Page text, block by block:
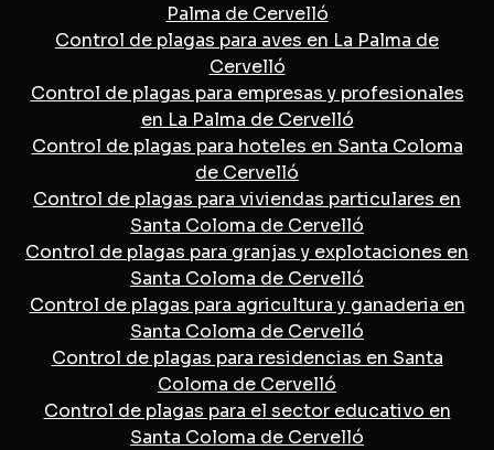
Palma de Cervelló
Control de plagas para aves en La Palma de
Cervelló
Control de plagas para empresas y profesionales
en La Palma de Cervelló
Control de plagas para hoteles en Santa Coloma
de Cervelló
Control de plagas para viviendas particulares en
Santa Coloma de Cervelló
Control de plagas para granjas y explotaciones en
Santa Coloma de Cervelló
Control de plagas para agricultura y ganaderia en
Santa Coloma de Cervelló
Control de plagas para residencias en Santa
Coloma de Cervelló
Control de plagas para el sector educativo en
Santa Coloma de Cervelló